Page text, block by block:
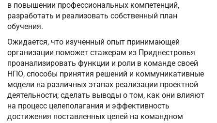
в повышении профессиональных компетенций,
разработать и реализовать собственный план
обучения.
Ожидается, что изученный опыт принимающей
организации поможет стажерам из Приднестровья
проанализировать функции и роли в команде своей
НПО, способы принятия решений и коммуникативные
модели на различных этапах реализации проектной
деятельности; сделать выводы о том, как они влияют
на процесс целеполагания и эффективность
достижения поставленных целей на командном